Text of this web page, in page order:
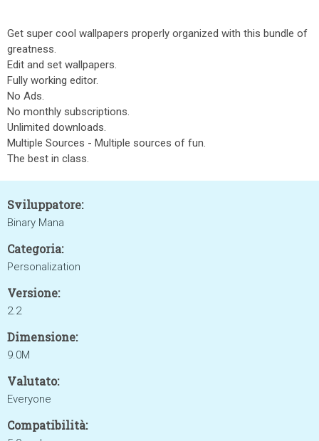
Get super cool wallpapers properly organized with this bundle of
greatness.
Edit and set wallpapers.
Fully working editor.
No Ads.
No monthly subscriptions.
Unlimited downloads.
Multiple Sources - Multiple sources of fun.
The best in class.
Sviluppatore:
Binary Mana
Categoria:
Personalization
Versione:
2.2
Dimensione:
9.0M
Valutato:
Everyone
Compatibilità: